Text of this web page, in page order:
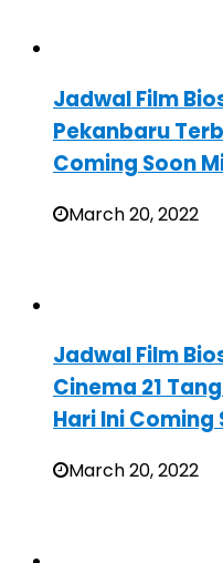
Jadwal Film
Pekanbaru
Coming Soon
March 20, 2022
Jadwal Film
Cinema 21
Hari Ini Coming
March 20, 2022